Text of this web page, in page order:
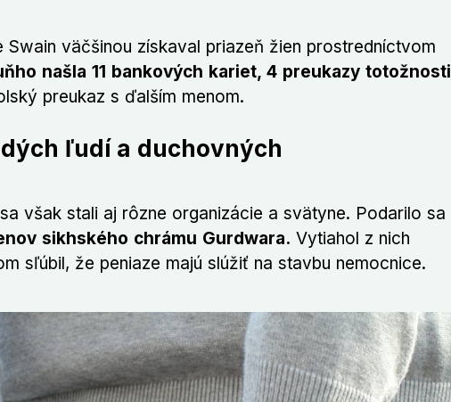
väčšinou získaval priazeň žien prostredníctvom
našla 11 bankových kariet, 4 preukazy totožnosti
preukaz s ďalším menom.
ľudí a duchovných
však stali aj rôzne organizácie a svätyne. Podarilo sa
sikhského chrámu Gurdwara. Vytiahol z nich
sľúbil, že peniaze majú slúžiť na stavbu nemocnice.